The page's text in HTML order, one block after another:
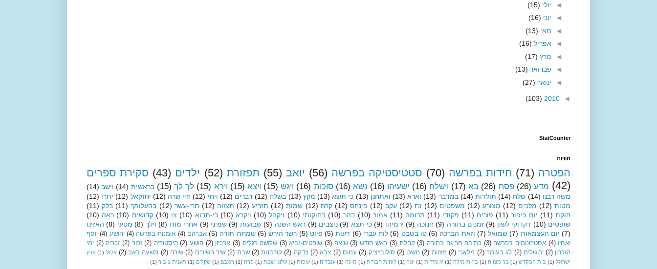
◄ יולי (15)
◄ יוני (16)
◄ מאי (13)
◄ אפריל (16)
◄ מרץ (17)
◄ פברואר (13)
◄ ינואר (27)
◄
2010
(103)
StatCounter
תוויות
הפטרה (71) חידות בפרשה (70) סטטיסטיקה בפרשה (56) יואב (55) תפזורת (52) ילדים (43) סקירת ספרים
(42) מדע (26) פסח (26) בא (17) וישלח (16) ישעיהו (16) נשא (16) סוכות (16) ויגש (15) ויצא (15) וירא (15) לך לך (15) בראשית (14) וישב (14)
משה רבנו (14) שלח (14) תולדות (14) במדבר (13) וארא (13) ואתחנן (13) כי תשא (13) מקץ (13) בשלח (12) דברים (12) ויחי (12) חיי שרה (12) יחזקאל (12) יתרו (12)
מטות (12) מלכים (12) מצורע (12) משפטים (12) נח (12) עקב (12) פינחס (12) קרח (12) שמות (12) תזריע (12) תצווה (12) תרי-עשר (12) בהעלותך (11) בלק (11)
חוקת (11) יום כיפור (11) פורים (11) פקודי (11) תרומה (11) אמור (10) בהר (10) בחוקותי (10) ויקהל (10) ויקרא (10) כי-תבוא (10) צו (10) קדושים (10) ראה (10)
שופטים (10) דקדוקי לשון (9) זמנים בתורה (9) חנוכה (9) ירמיהו (9) כי-תצא (9) ניצבים (9) ראש השנה (9) שבועות (9) שמיני (9) אחרי מות (8) וילך (8) מסעי (8) האזינו
(7) יום העצמאות (7) שמואל (7) וזאת הברכה (6) טו בשבט (6) לוח עברי (6) דעות (5) פיוט (5) רשר הירש (5) שמחת תורה (5) אברהם (4) אומנות בפרשה (4) יהושע (4) יוסף
ואחיו (4) אסטרונומיה בפרשה (3) כתיבה חריגה בתורה (3) קהלת (3) ראש חודש (3) שואה (3) שופטים-נביא (3) שלושה רגלים (3) ארכיון (2) הושע (2) היסטוריה (2) זכור (2) זכריה (2) ימי
הזכרון (2) ירושלים (2) לג בעומר (2) מלאכי (2) מצוות (2) משכן (2) סולובייציק (2) עמוס (2) צבא (2) צדקה (2) קורבנות (2) שבת (2) שיר השירים (2) שירה (2) תשעה באב (2) אלול (1) ארץ
ישראל (1) בית המקדש (1) בר מצווה (1) ברית מילה (1) יג מידות (1) יונה (1) לוחות הברית (1) מיכה (1) עובדיה (1) עופות (1) עלוני שבת (1) פרה (1) רמבם (1) שקלים (1) תענית ציבור (1)